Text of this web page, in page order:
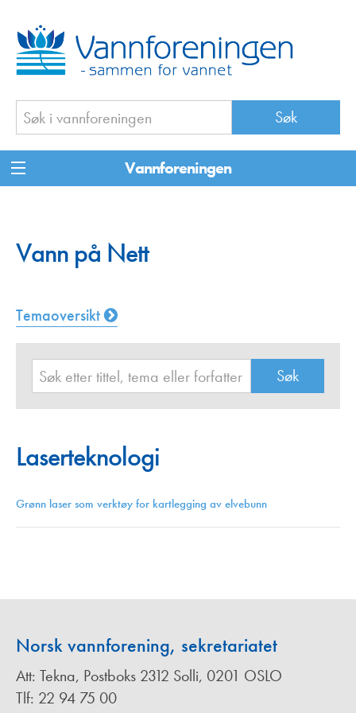
Vannforeningen
Vann på Nett
Temaoversikt
Laserteknologi
Grønn laser som verktøy for kartlegging av elvebunn
Norsk vannforening, sekretariatet
Att: Tekna, Postboks 2312 Solli, 0201 OSLO
Tlf: 22 94 75 00